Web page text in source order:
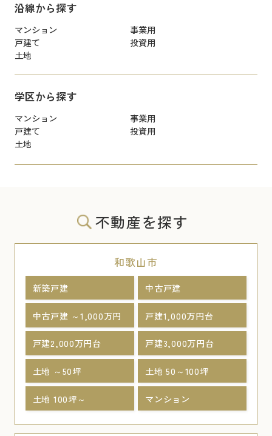
沿線から探す
マンション
事業用
戸建て
投資用
土地
学区から探す
マンション
事業用
戸建て
投資用
土地
不動産を探す
和歌山市
新築戸建 中古戸建
中古戸建 ～1,000万円 戸建1,000万円台
戸建2,000万円台 戸建3,000万円台
土地 ～50坪 土地 50～100坪
土地 100坪～ マンション